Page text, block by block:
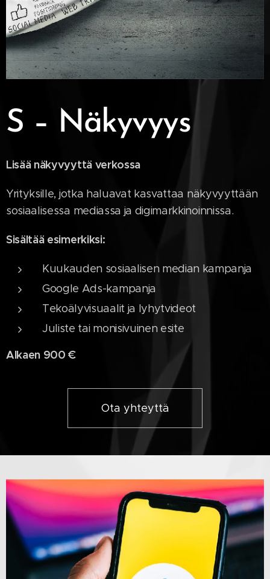
S – Näkyvyys
Lisää näkyvyyttä verkossa
Yrityksille, jotka haluavat kasvattaa näkyvyyttään
sosiaalisessa mediassa ja digimarkkinoinnissa.
Sisältää esimerkiksi:
Kuukauden sosiaalisen median kampanja
Google Ads-kampanja
Tekoälyvisuaalit ja lyhytvideot
Juliste tai monisivuinen esite
Alkaen 900 €
Ota yhteyttä